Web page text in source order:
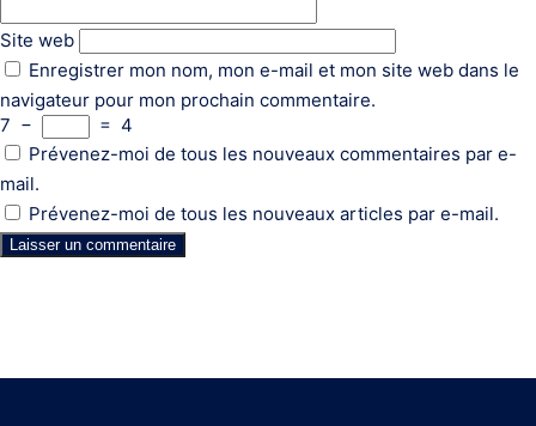
Site web
Enregistrer mon nom, mon e-mail et mon site web dans le
navigateur pour mon prochain commentaire.
7 − = 4
Prévenez-moi de tous les nouveaux commentaires par e-
mail.
Prévenez-moi de tous les nouveaux articles par e-mail.